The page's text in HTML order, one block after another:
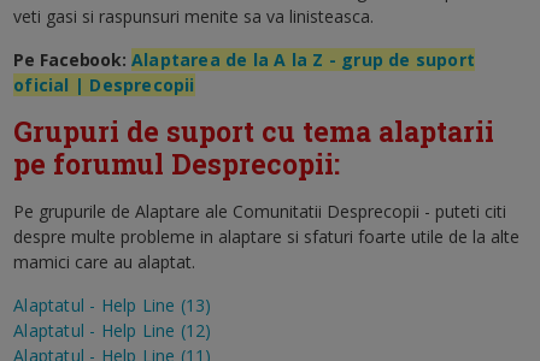
veti gasi si raspunsuri menite sa va linisteasca.
Pe Facebook: Alaptarea de la A la Z - grup de suport
oficial | Desprecopii
Grupuri de suport cu tema alaptarii
pe forumul Desprecopii:
Pe grupurile de Alaptare ale Comunitatii Desprecopii - puteti citi
despre multe probleme in alaptare si sfaturi foarte utile de la alte
mamici care au alaptat.
Alaptatul - Help Line (13)
Alaptatul - Help Line (12)
Alaptatul - Help Line (11)